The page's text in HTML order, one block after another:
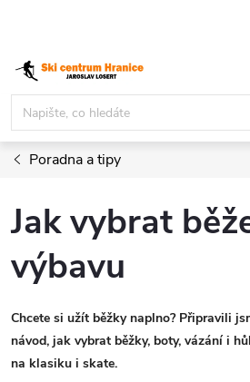
obsah
Poradna a tipy
Jak vybrat
výbavu
Chcete si užít běžky naplno? Připravili
návod, jak vybrat běžky, boty, vázání i
na klasiku i skate.